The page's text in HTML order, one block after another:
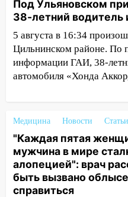
13:30 В Ульяновске
полицейские
пассажира»
13:20 В
обокрали женщину
выбросил из
гранату: его
12:34 На
надвигается
и шквал до 27 м/с
Под Ульяновском
38-летний водитель
5 августа в 16:34
Цильнинском районе. По
информации ГАИ, 38-
автомобиля «Хонда
Медицина Новости Статьи
"Каждая пятая
мужчина в мире
алопецией": врач
быть вызвано
справиться